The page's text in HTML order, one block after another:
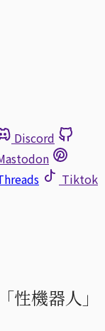
Discord
Tiktok
機器人」